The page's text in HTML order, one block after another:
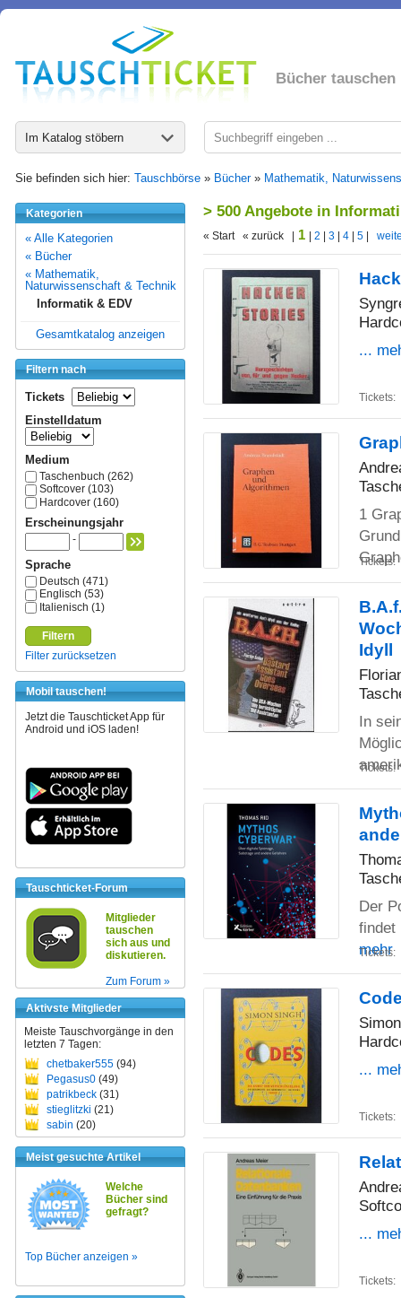
Bücher tauschen
Im Katalog stöbern
Sie befinden sich hier: Tauschbörse » Bücher» Mathematik,
Kategorien
« Alle Kategorien
« Bücher
« Mathematik,
Naturwissenschaft & Technik
Informatik & EDV
Gesamtkatalog anzeigen
Filtern nach
Tickets
Einstelldatum
Medium
Taschenbuch (262)
Softcover (103)
Hardcover (160)
Erscheinungsjahr
-
Sprache
Deutsch (471)
Englisch (53)
Italienisch (1)
Filtern
Filter zurücksetzen
Mobil tauschen!
Jetzt die Tauschticket App für
Android und iOS laden!
Tauschticket-Forum
Mitglieder
tauschen
sich aus und
diskutieren.
Zum Forum »
Aktivste Mitglieder
Meiste Tauschvorgänge in den
letzten 7 Tagen:
chetbaker555 (94)
Pegasus0 (49)
patrikbeck (31)
stieglitzki (21)
sabin (20)
Meist gesuchte Artikel
Welche
Bücher sind
gefragt?
Top Bücher anzeigen »
> 500 Angebote in
« Start « zurück | 1 2 3 4 5
...
Tickets:
1
Tickets:
Idyll
In
Tickets:
Der
findet
mehr
Tickets:
...
Tickets:
...
Tickets: